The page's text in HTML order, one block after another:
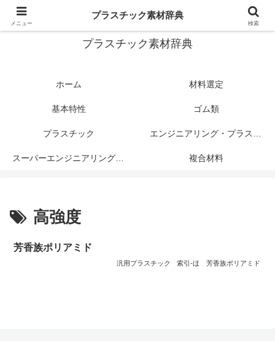
プラスチック関連情報サイト
プラスチック素材辞典
ホーム 材料選定
基本特性 ゴム類
プラスチック エンジニアリング・プラスチック
スーパーエンジニアリング・プラスチック 複合材料
高強度
芳香族ポリアミド
汎用プラスチック 索引-ほ 芳香族ポリアミド
メニュー
プラスチック素材辞典
検索